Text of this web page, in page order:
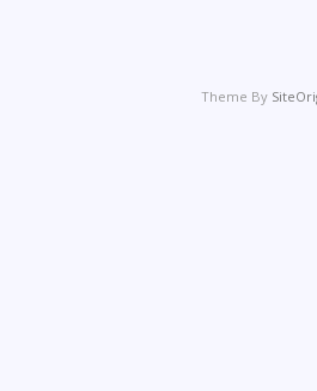
Theme By